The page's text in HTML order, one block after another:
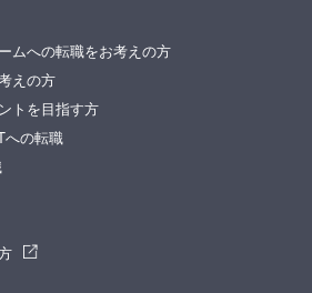
ムへの転職をお考えの方
えの方
トを目指す方
への転職